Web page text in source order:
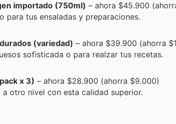
importado (750ml) – ahora $45.900
para tus ensaladas y preparaciones.
(variedad) – ahora $39.900 (ahorra
sofisticada o para realzar tus recetas.
x 3) – ahora $28.900 (ahorra $9.000)
otro nivel con esta calidad superior.